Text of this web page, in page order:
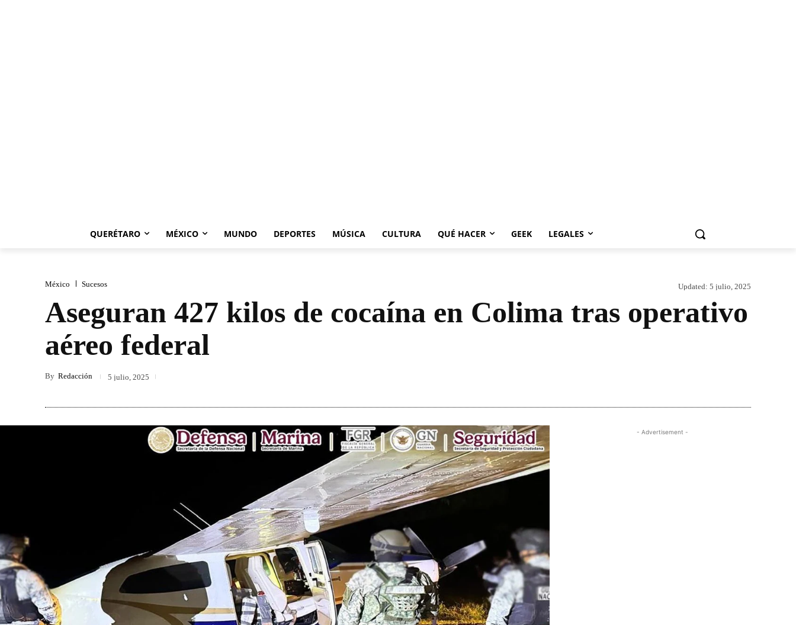
QUERÉTARO MÉXICO MUNDO DEPORTES MÚSICA CULTURA QUÉ HACER GEEK LEGALES
México Sucesos Updated: 5 julio, 2025
Aseguran 427 kilos de cocaína en Colima tras operativo
aéreo federal
By Redacción 5 julio, 2025
- Advertisement -